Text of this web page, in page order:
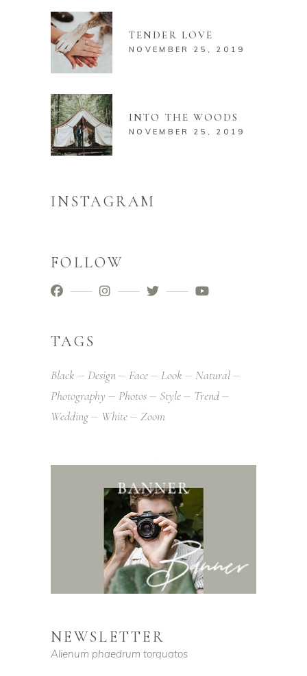
TENDER LOVE
NOVEMBER 25, 2019
INTO THE WOODS
NOVEMBER 25, 2019
INSTAGRAM
FOLLOW
TAGS
Black Design Face Look
Natural
Photography
Photos Style
Trend
Wedding
White Zoom
NEWSLETTER
Alienum phaedrum torquatos